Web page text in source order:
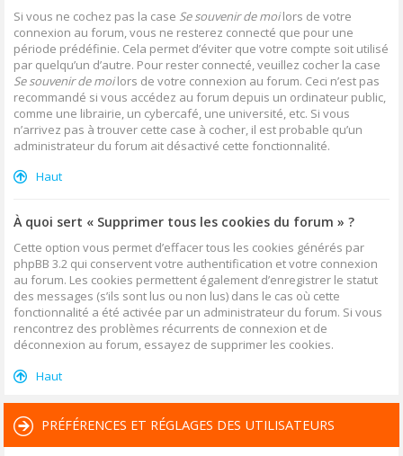
Si vous ne cochez pas la case Se souvenir de moilors de votre
connexion au forum, vous ne resterez connecté que pour une
période prédéfinie. Cela permet d’éviter que votre compte soit utilisé
par quelqu’un d’autre. Pour rester connecté, veuillez cocher la case
Se souvenir de moilors de votre connexion au forum. Ceci n’est pas
recommandé si vous accédez au forum depuis un ordinateur public,
comme une librairie, un cybercafé, une université, etc. Si vous
n’arrivez pas à trouver cette case à cocher, il est probable qu’un
administrateur du forum ait désactivé cette fonctionnalité.
Haut
À quoi sert « Supprimer tous les cookies du forum » ?
Cette option vous permet d’effacer tous les cookies générés par
phpBB 3.2 qui conservent votre authentification et votre connexion
au forum. Les cookies permettent également d’enregistrer le statut
des messages (s’ils sont lus ou non lus) dans le cas où cette
fonctionnalité a été activée par un administrateur du forum. Si vous
rencontrez des problèmes récurrents de connexion et de
déconnexion au forum, essayez de supprimer les cookies.
Haut
PRÉFÉRENCES ET RÉGLAGES DES UTILISATEURS